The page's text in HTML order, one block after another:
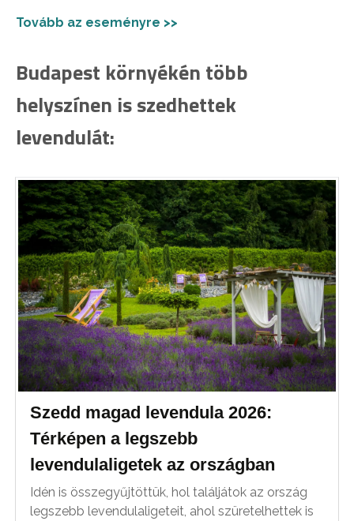
Tovább az eseményre >>
Budapest környékén több
helyszínen is szedhettek
levendulát:
Szedd magad levendula 2026:
Térképen a legszebb
levendulaligetek az országban
Idén is összegyűjtöttük, hol találjátok az ország
legszebb levendulaligeteit, ahol szüretelhettek is